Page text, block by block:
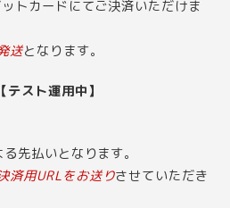
トカードにてご決済いただけま
送となります。
スト運用中】
先払いとなります。
済用URLをお送りさせていただき